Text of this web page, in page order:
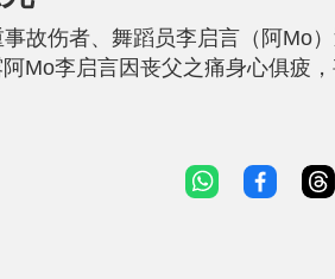
.
4
%
故伤者、舞蹈员李启言（阿Mo
Mo李启言因丧父之痛身心俱疲
身攻击 然而，仍在哀痛中休养的
「迷因图」惹来激进粉丝的恶毒